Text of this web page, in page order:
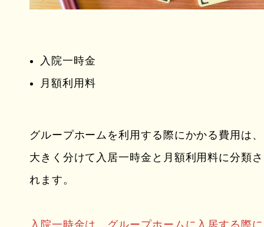
入院一時金
月額利用料
グループホームを利用する際にかかる費用は、
大きく分けて入居一時金と月額利用料に分類さ
れます。
入院一時金は、グループホームに入居する際に